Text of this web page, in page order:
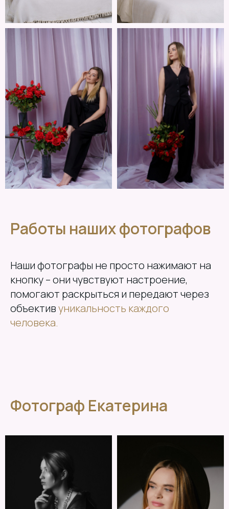
Работы наших фотографов
Наши фотографы не просто нажимают на
кнопку – они чувствуют настроение,
помогают раскрыться и передают через
объективуникальность каждого
человека.
Фотограф Екатерина